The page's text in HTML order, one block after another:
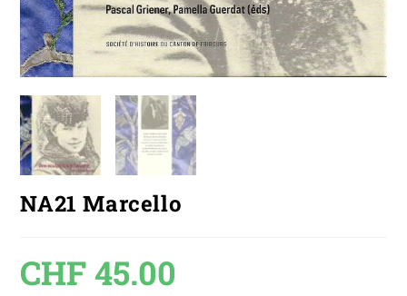
NA21 Marcello
CHF45.00